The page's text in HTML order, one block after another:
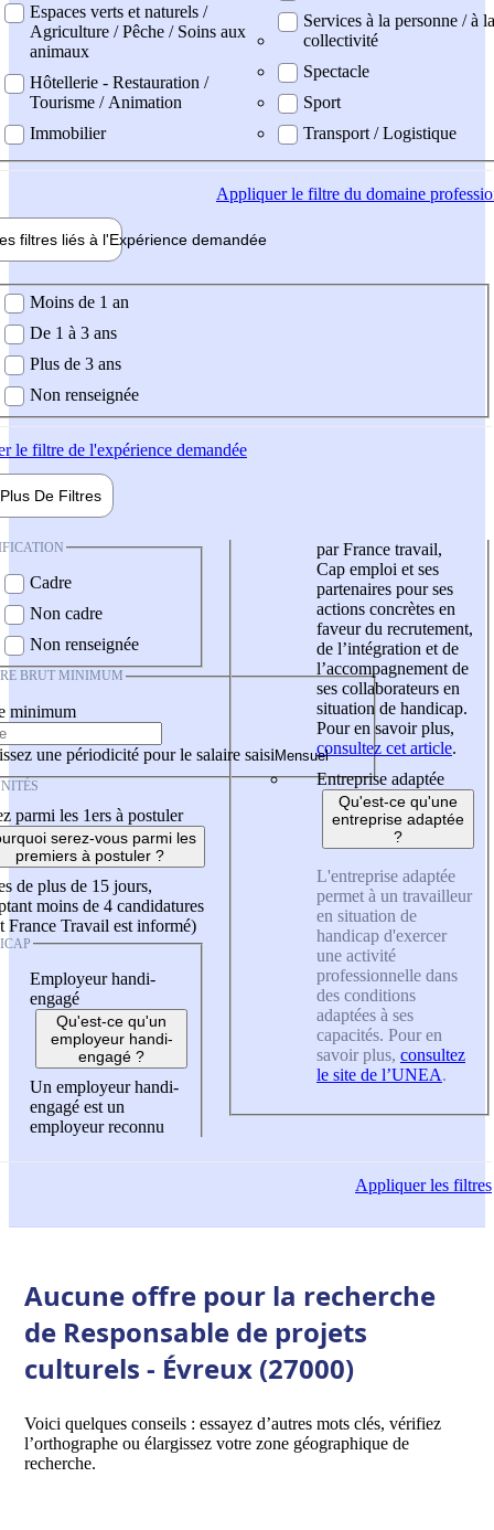
Espaces verts et naturels /
Agriculture / Pêche / Soins aux
animaux
Hôtellerie - Restauration /
Tourisme / Animation
Immobilier
Services à la personne / à la
collectivité
Spectacle
Sport
Transport / Logistique
Appliquerle filtre du domaine
filtres liés à l'Expérience demandée
demandée
Moins de 1 an
De 1 à 3 ans
Plus de 3 ans
Non renseignée
le filtre de l'expérience demandée
Plus De Filtres
Cadre
Non cadre
Non renseignée
BRUT MINIMUM
minimum
une périodicité pour le salaire saisi
parmi les 1ers à postuler
serez-vous parmi les
premiers à postuler ?
de plus de 15 jours,
moins de 4 candidatures
France Travail est informé)
Employeur handi-
engagé
Qu'est-ce qu'un
employeur handi-
engagé ?
Un employeur handi-
engagé est un
employeur reconnu
par France travail,
Cap emploi et ses
partenaires pour ses
actions concrètes en
faveur du recrutement,
de l’intégration et de
l’accompagnement de
ses collaborateurs en
situation de handicap.
Pour en savoir plus,
consultez cet article.
Entreprise adaptée
Qu'est-ce qu'une
entreprise adaptée
?
L'entreprise adaptée
permet à un travailleur
en situation de
handicap d'exercer
une activité
professionnelle dans
des conditions
adaptées à ses
capacités. Pour en
savoir plus, consultez
le site de l’UNEA.
Appliquerles filtres
Aucune offre pour la recherche
de Responsable de projets
culturels - Évreux (27000)
Voici quelques conseils : essayez d’autres mots clés, vérifiez
l’orthographe ou élargissez votre zone géographique de
recherche.